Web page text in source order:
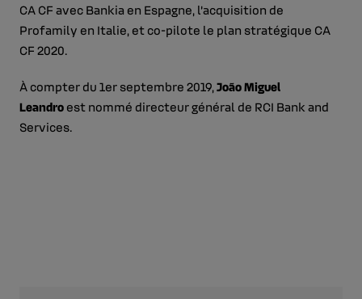
CA CF avec Bankia en Espagne, l’acquisition de
Profamily en Italie, et co-pilote le plan stratégique CA
CF 2020.
À compter du 1er septembre 2019, João Miguel
Leandro est nommé directeur général de RCI Bank and
Services.